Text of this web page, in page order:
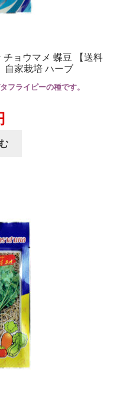
ョウマメ 蝶豆 【送料
自家栽培 ハーブ
フライピーの種です。